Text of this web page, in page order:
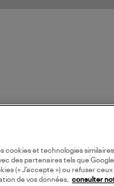
cookies et technologies
des partenaires tels que
(« J’accepte ») ou refuser
de vos données,
consulter